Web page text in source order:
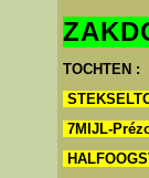
TOCHTEN :
7MIJL-